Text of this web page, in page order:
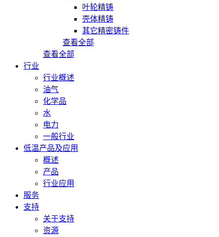
叶轮精铸
壳体精铸
其它精密铸件
查看全部
查看全部
行业
行业概述
油气
化学品
水
电力
一般行业
低温产品及应用
概述
产品
行业应用
服务
支持
关于支持
资源